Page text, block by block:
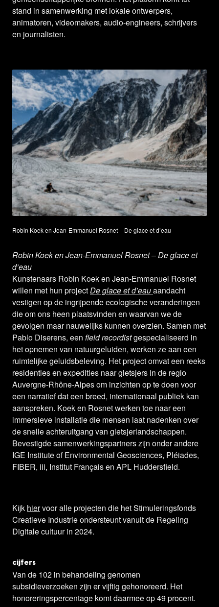
stand in samenwerking met lokale ontwerpers,
animatoren, videomakers, audio-engineers, schrijvers
en journalisten.
Robin Koek en Jean-Emmanuel Rosnet – De glace et d’eau
Robin Koek en Jean-Emmanuel Rosnet – De glace et
d’eau
Kunstenaars Robin Koek en Jean-Emmanuel Rosnet
willen met hun projectDe glace et d’eauaandacht
vestigen op de ingrijpende ecologische veranderingen
die om ons heen plaatsvinden en waarvan we de
gevolgen maar nauwelijks kunnen overzien. Samen met
Pablo Diserens, een field recordistgespecialiseerd in
het opnemen van natuurgeluiden, werken ze aan een
ruimtelijke geluidsbeleving. Het project omvat een reeks
residenties en expedities naar gletsjers in de regio
Auvergne-Rhône-Alpes om inzichten op te doen voor
een narratief dat een breed, internationaal publiek kan
aanspreken. Koek en Rosnet werken toe naar een
immersieve installatie die mensen laat nadenken over
de snelle achteruitgang van gletsjerlandschappen.
Bevestigde samenwerkingspartners zijn onder andere
IGE Institute of Environmental Geosciences, Pléiades,
FIBER, iii, Institut Français en APL Huddersfield.
Kijk hiervoor alle projecten die het Stimuleringsfonds
Creatieve Industrie ondersteunt vanuit de Regeling
Digitale cultuur in 2024.
cijfers
Van de 102 in behandeling genomen
subsidieverzoeken zijn er vijftig gehonoreerd. Het
honoreringspercentage komt daarmee op 49 procent.